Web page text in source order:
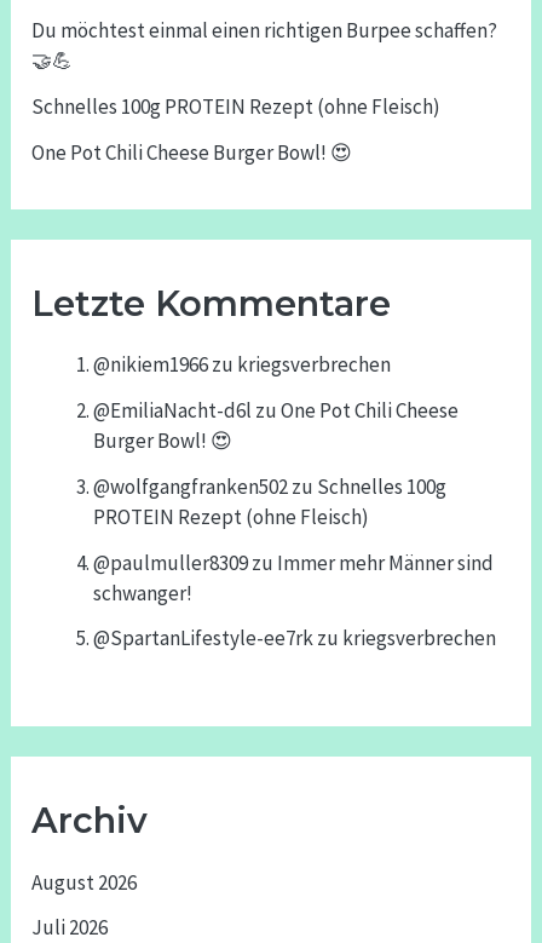
Du möchtest einmal einen richtigen Burpee schaffen?
🤝💪
Schnelles 100g PROTEIN Rezept (ohne Fleisch)
One Pot Chili Cheese Burger Bowl! 😍
Letzte Kommentare
@nikiem1966zu kriegsverbrechen
@EmiliaNacht-d6l zuOne Pot Chili Cheese
Burger Bowl! 😍
@wolfgangfranken502zu Schnelles 100g
PROTEIN Rezept (ohne Fleisch)
@paulmuller8309zu Immer mehr Männer sind
schwanger!
@SpartanLifestyle-ee7rkzu kriegsverbrechen
Archiv
August 2026
Juli 2026